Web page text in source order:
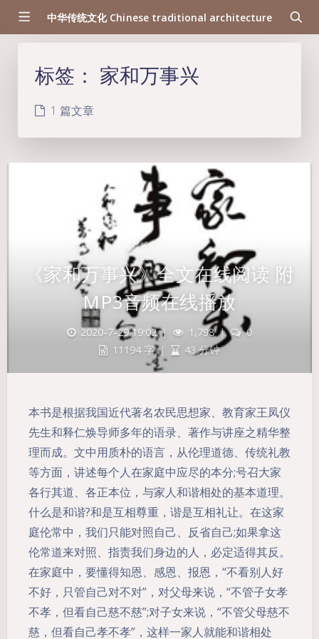
中华传统文化 Chinese traditional architecture
夜间模式
Sans Serif Serif
标签： 家和万事兴
1 篇文章
《家和万事兴》全文在线阅读 附
MP3音频在线播放
2020-7-29 19:02 | 1,798 |
0
11194 字 | 43 分钟
本书是根据我国近代著名农民思想家、教育家王凤仪
先生和释仁焕导师多年的语录、著作与讲座之精华整
理而成。文中用质朴的语言，从伦理道德、传统礼教
等方面，讲述每个人在家庭中应尽的本分;号召大家
各行其道、各正本位，与家人和谐相处的基本道理。
什么是和谐?和是互相尊重，谐是互相礼让。在这家
庭伦常中，我们只能对照自己、反省自己;如果拿这
伦常道来对照、指责我们身边的人，必定适得其反。
在家庭中，要懂得知恩、感恩、报恩，“不看别人好
不好，只管自己对不对”，对父母来说，“不管子女孝
不孝，但看自己慈不慈”;对子女来说，“不管父母慈不
慈，但看自己孝不孝”，这样一家人就能和谐相处